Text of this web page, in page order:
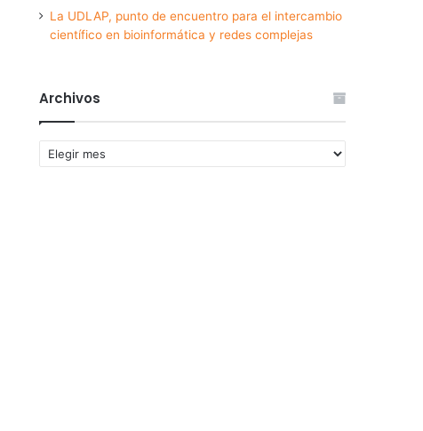
La UDLAP, punto de encuentro para el intercambio
científico en bioinformática y redes complejas
Archivos
Archivos